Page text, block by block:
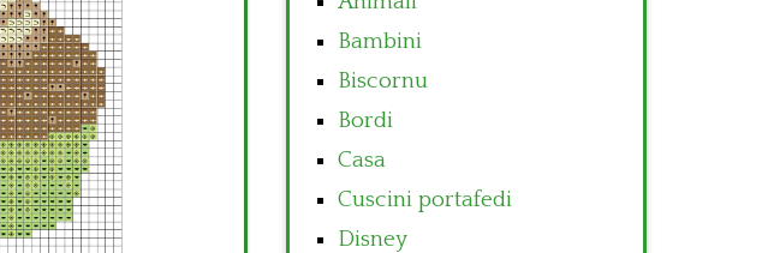
Bambini
Biscornu
Bordi
Casa
Cuscini portafedi
Disney